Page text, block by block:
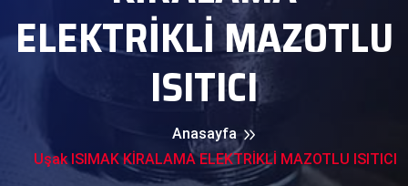
ELEKTRİKLİ MAZOTLU
ISITICI
Anasayfa
Uşak ISIMAK KİRALAMA ELEKTRİKLİ MAZOTLU ISITICI